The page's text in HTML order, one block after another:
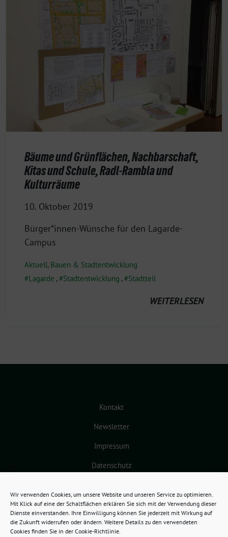
Wir verwenden Cookies, um unsere Website und unseren Service zu optimieren.
Mit Klick auf eine der Schaltflächen erklären Sie sich mit der Verwendung dieser
Dienste einverstanden. Ihre Einwilligung können Sie jederzeit mit Wirkung auf
die Zukunft widerrufen oder ändern. Weitere Details zu den verwendeten
Cookies finden Sie in der Cookie-Richtlinie.
Bäume und Grünflächen, Nachbarschaft,
Kitas und Schule, Radl-Rambla und
Kulturräume
10. Oktober 2019
Bürger*innen-Wünsche für den Lagarde-
Campus
Aktuell, Bauen & Stadtentwicklung
Lagarde , Stadtentwicklung , Stadtteil
WEITERLESEN
Kontakt
Newsletter
Impressum
Datenschutz